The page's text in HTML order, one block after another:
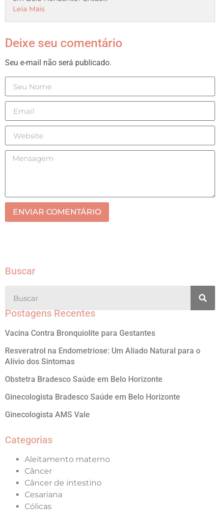
Leia Mais
Deixe seu comentário
Seu e-mail não será publicado.
ENVIAR COMENTÁRIO
Buscar
Postagens Recentes
Vacina Contra Bronquiolite para Gestantes
Resveratrol na Endometriose: Um Aliado Natural para o
Alívio dos Sintomas
Obstetra Bradesco Saúde em Belo Horizonte
Ginecologista Bradesco Saúde em Belo Horizonte
Ginecologista AMS Vale
Categorias
Aleitamento materno
Câncer
Câncer de intestino
Cesariana
Cólicas